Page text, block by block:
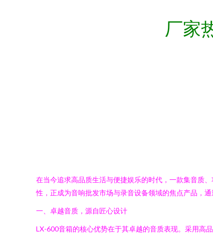
厂家
在当今追求高品质生活与便捷娱乐的时代，一款集音质
性，正成为音响批发市场与录音设备领域的焦点产品，
一、卓越音质，源自匠心设计
LX-600音箱的核心优势在于其卓越的音质表现。采用高